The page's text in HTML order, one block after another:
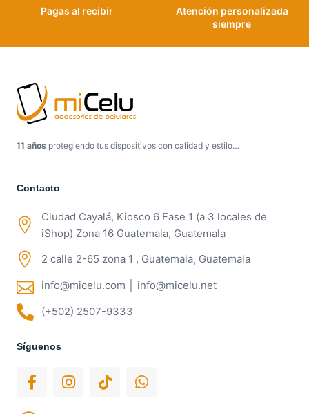
Pagas al recibir
Atención personalizada
siempre
11 años protegiendo tus dispositivos con calidad y estilo…
Contacto
Ciudad Cayalá, Kiosco 6 Fase 1 (a 3 locales de
iShop) Zona 16 Guatemala, Guatemala
2 calle 2-65 zona 1 , Guatemala, Guatemala
info@micelu.com │ info@micelu.net
(+502) 2507-9333
Síguenos